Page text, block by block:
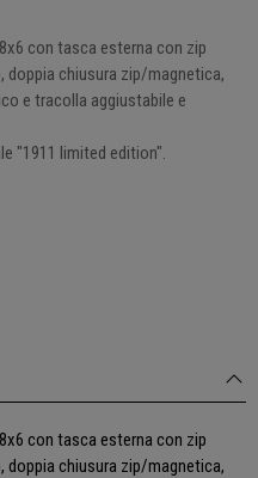
con tasca esterna con zip
chiusura zip/magnetica,
e tracolla aggiustabile e
"1911 limited edition".
con tasca esterna con zip
chiusura zip/magnetica,